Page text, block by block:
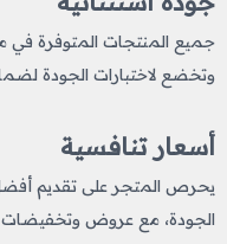
جميع المنتجات المتوفرة
وتخضع لاختبارات الجودة
أسعار تنافسية
يحرص المتجر على تقديم أفضل
الجودة، مع عروض